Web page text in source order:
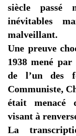
siècle passé
inévitables
malveillant.
Une preuve
1938 mené
de l’un des
Communiste,
était menacé
visant à
La